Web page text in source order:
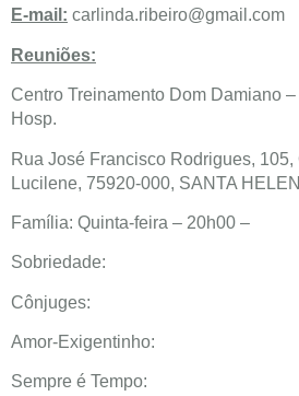
E-mail: carlinda.ribeiro@gmail.com
Reuniões:
Centro Treinamento Dom Damiano
Hosp.
Rua José Francisco Rodrigues, 105,
Lucilene, 75920-000, SANTA
Família: Quinta-feira – 20h00 –
Sobriedade:
Cônjuges:
Amor-Exigentinho:
Sempre é Tempo: